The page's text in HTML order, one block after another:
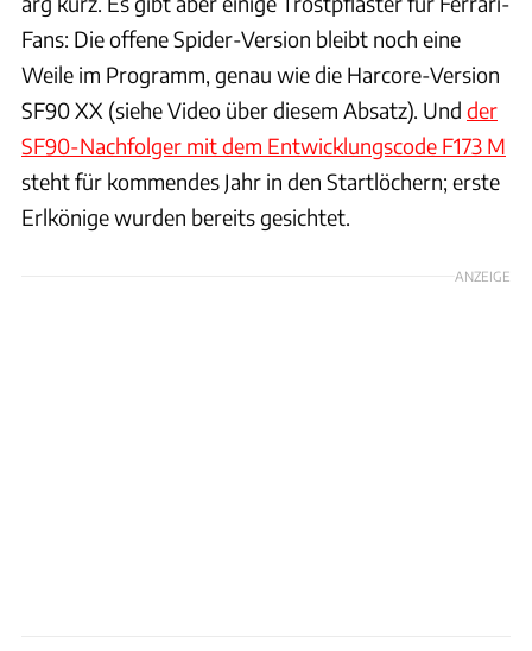
Fans: Die offene Spider-Version bleibt noch eine
Weile im Programm, genau wie die Harcore-Version
SF90 XX (siehe Video über diesem Absatz). Und der
SF90-Nachfolger mit dem Entwicklungscode F173 M
steht für kommendes Jahr in den Startlöchern; erste
Erlkönige wurden bereits gesichtet.
ANZEIGE